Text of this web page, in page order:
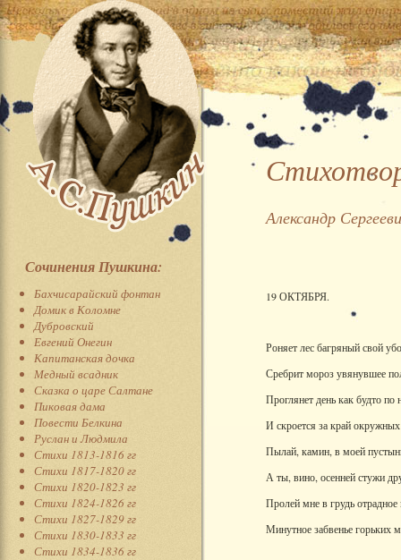
Сочинения Пушкина:
Бахчисарайский фонтан
Домик в Коломне
Дубровский
Евгений Онегин
Капитанская дочка
Медный всадник
Сказка о царе Салтане
Пиковая дама
Повести Белкина
Руслан и Людмила
Стихи 1813-1816 гг
Стихи 1817-1820 гг
Стихи 1820-1823 гг
Стихи 1824-1826 гг
Стихи 1827-1829 гг
Стихи 1830-1833 гг
Стихи 1834-1836 гг
Александр
19 ОКТЯБРЯ.
Роняет лес багряный свой
Сребрит мороз увянувшее
Проглянет день как будто по
И скроется за край
Пылай, камин, в моей
А ты, вино, осенней стужи
Пролей мне в грудь отрадное
Минутное забвенье горьких